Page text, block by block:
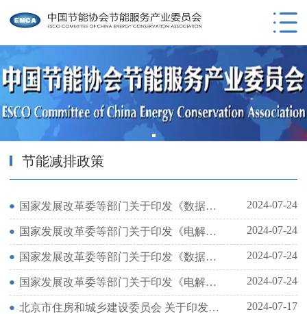
节能减排政策
国家发展改革委等部门关于印发《数据中心绿色低碳发展专项行动计划》的通知 2024-07-24
国家发展改革委等部门关于印发《电解铝行业节能降碳专项行动计划》的通知 2024-07-24
国家发展改革委等部门关于印发《数据中心绿色低碳发展专项行动计划》的通知 2024-07-24
国家发展改革委等部门关于印发《电解铝行业节能降碳专项行动计划》的通知 2024-07-24
北京市住房和城乡建设委员会 关于印发《北京市建筑绿色发展条例》 行政处罚裁量基准的通知 2024-07-17